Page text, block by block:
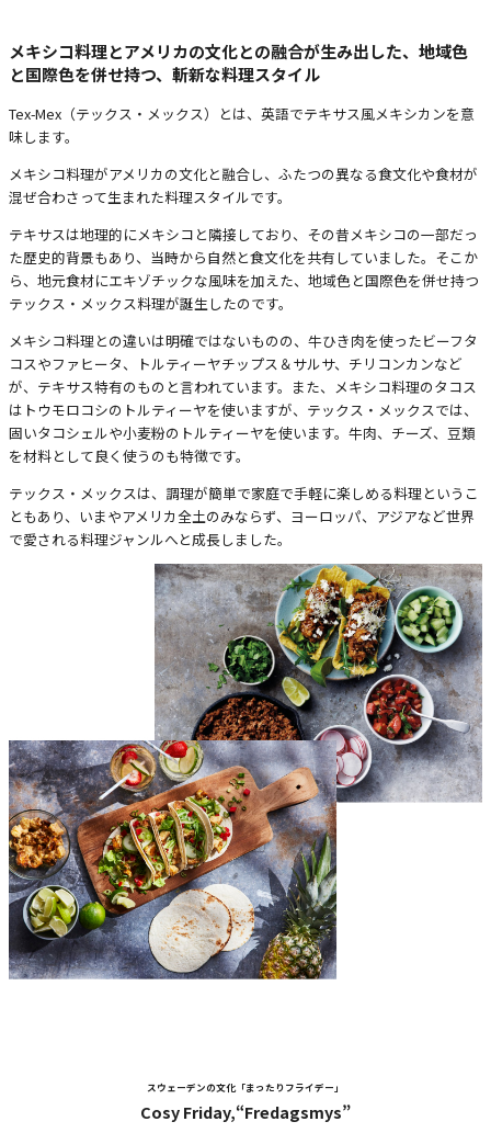
メキシコ料理とアメリカの文化との融合が生み出した、地域色
と国際色を併せ持つ、斬新な料理スタイル
Tex-Mex（テックス・メックス）とは、英語でテキサス風メキシカンを意
味します。
メキシコ料理がアメリカの文化と融合し、ふたつの異なる食文化や食材が
混ぜ合わさって生まれた料理スタイルです。
テキサスは地理的にメキシコと隣接しており、その昔メキシコの一部だっ
た歴史的背景もあり、当時から自然と食文化を共有していました。そこか
ら、地元食材にエキゾチックな風味を加えた、地域色と国際色を併せ持つ
テックス・メックス料理が誕生したのです。
メキシコ料理との違いは明確ではないものの、牛ひき肉を使ったビーフタ
コスやファヒータ、トルティーヤチップス＆サルサ、チリコンカンなど
が、テキサス特有のものと言われています。また、メキシコ料理のタコス
はトウモロコシのトルティーヤを使いますが、テックス・メックスでは、
固いタコシェルや小麦粉のトルティーヤを使います。牛肉、チーズ、豆類
を材料として良く使うのも特徴です。
テックス・メックスは、調理が簡単で家庭で手軽に楽しめる料理というこ
ともあり、いまやアメリカ全土のみならず、ヨーロッパ、アジアなど世界
で愛される料理ジャンルへと成長しました。
スウェーデンの文化「まったりフライデー」
Cosy Friday,“Fredagsmys”